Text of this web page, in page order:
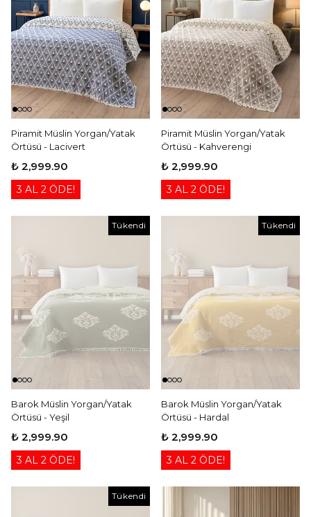
Piramit Müslin Yorgan/Yatak
Örtüsü - Lacivert
₺ 2,999.90
3 AL 2 ÖDE!
Piramit Müslin Yorgan/Yatak
Örtüsü - Kahverengi
₺ 2,999.90
3 AL 2 ÖDE!
Tükendi Tükendi
Barok Müslin Yorgan/Yatak
Örtüsü - Yeşil
₺ 2,999.90
3 AL 2 ÖDE!
Tükendi
Barok Müslin Yorgan/Yatak
Örtüsü - Hardal
₺ 2,999.90
3 AL 2 ÖDE!
Tükendi